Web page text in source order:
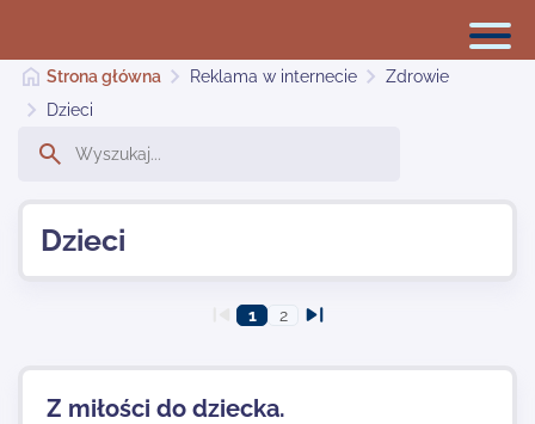
Strona główna Reklama w internecie
Zdrowie
Dzieci
Dzieci
1 2
Z miłości do dziecka.